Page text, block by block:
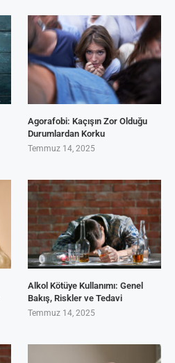
Agorafobi: Kaçışın Zor Olduğu
Durumlardan Korku
Temmuz 14, 2025
Alkol Kötüye Kullanımı: Genel
Bakış, Riskler ve Tedavi
Temmuz 14, 2025